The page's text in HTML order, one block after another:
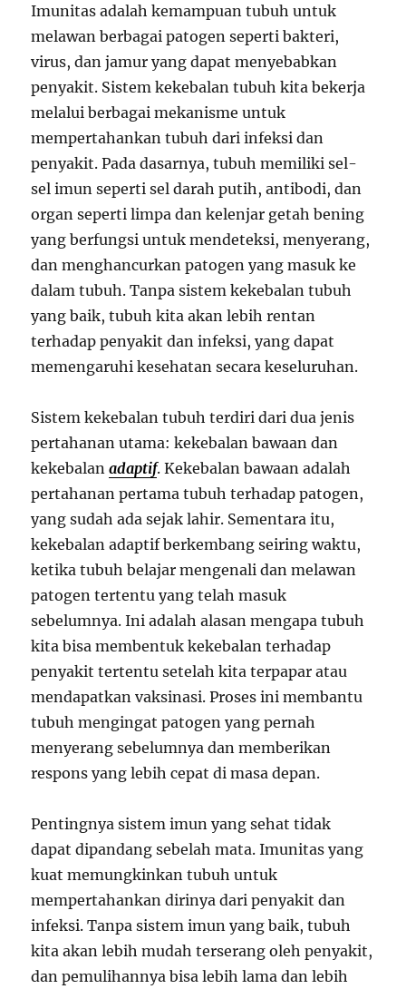
Imunitas adalah kemampuan tubuh untuk
melawan berbagai patogen seperti bakteri,
virus, dan jamur yang dapat menyebabkan
penyakit. Sistem kekebalan tubuh kita bekerja
melalui berbagai mekanisme untuk
mempertahankan tubuh dari infeksi dan
penyakit. Pada dasarnya, tubuh memiliki sel-
sel imun seperti sel darah putih, antibodi, dan
organ seperti limpa dan kelenjar getah bening
yang berfungsi untuk mendeteksi, menyerang,
dan menghancurkan patogen yang masuk ke
dalam tubuh. Tanpa sistem kekebalan tubuh
yang baik, tubuh kita akan lebih rentan
terhadap penyakit dan infeksi, yang dapat
memengaruhi kesehatan secara keseluruhan.
Sistem kekebalan tubuh terdiri dari dua jenis
pertahanan utama: kekebalan bawaan dan
kekebalanadaptif. Kekebalan bawaan adalah
pertahanan pertama tubuh terhadap patogen,
yang sudah ada sejak lahir. Sementara itu,
kekebalan adaptif berkembang seiring waktu,
ketika tubuh belajar mengenali dan melawan
patogen tertentu yang telah masuk
sebelumnya. Ini adalah alasan mengapa tubuh
kita bisa membentuk kekebalan terhadap
penyakit tertentu setelah kita terpapar atau
mendapatkan vaksinasi. Proses ini membantu
tubuh mengingat patogen yang pernah
menyerang sebelumnya dan memberikan
respons yang lebih cepat di masa depan.
Pentingnya sistem imun yang sehat tidak
dapat dipandang sebelah mata. Imunitas yang
kuat memungkinkan tubuh untuk
mempertahankan dirinya dari penyakit dan
infeksi. Tanpa sistem imun yang baik, tubuh
kita akan lebih mudah terserang oleh penyakit,
dan pemulihannya bisa lebih lama dan lebih